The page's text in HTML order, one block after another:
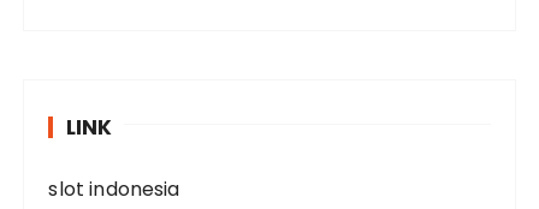
LINK
slot indonesia